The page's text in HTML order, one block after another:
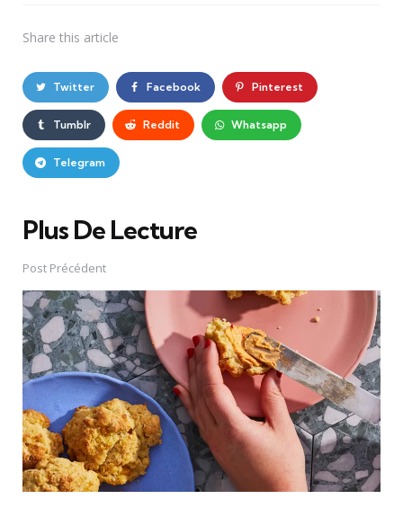
Share this article
Twitter Facebook Pinterest
Tumblr Reddit Whatsapp
Telegram
Plus De Lecture
Post
navigation
Post Précédent